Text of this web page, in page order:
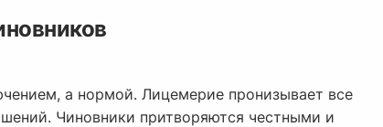
а нормой. Лицемерие пронизывает все
Чиновники притворяются честными и